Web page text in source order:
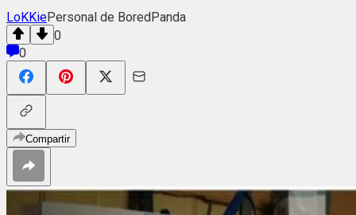
LoKKiePersonal de BoredPanda
0
0
Compartir